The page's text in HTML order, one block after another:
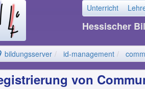
Unterricht
Hessischer
bildungsserver id-management
von